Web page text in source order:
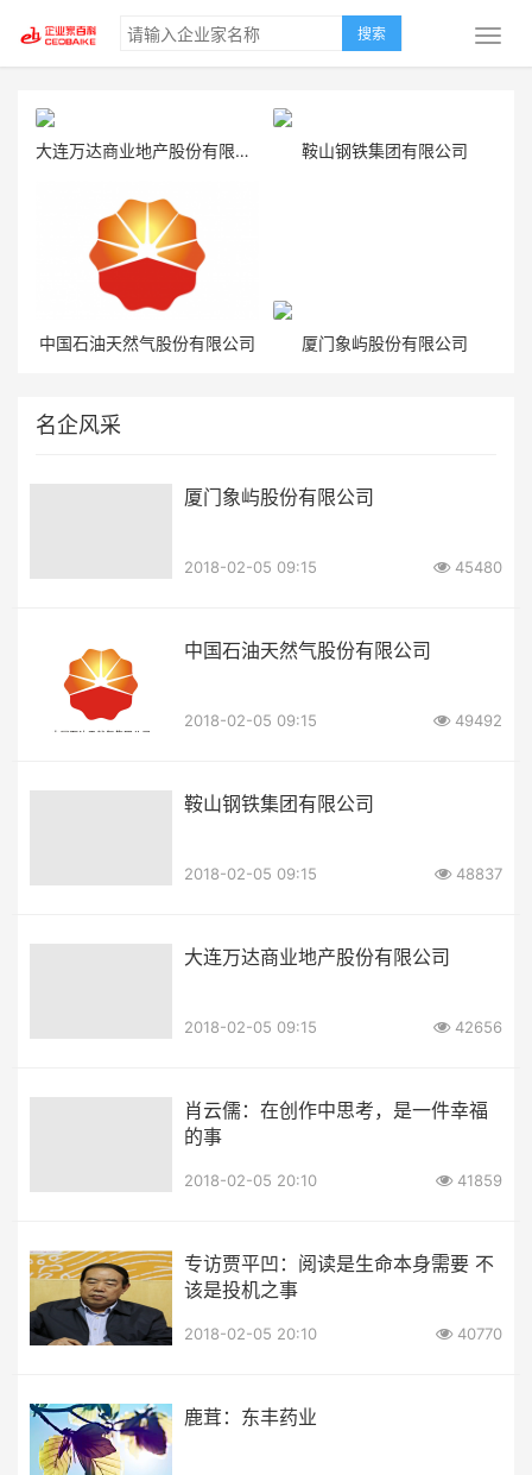
搜索
大连万达商业地产股份有限公司 鞍山钢铁集团有限公司
中国石油天然气股份有限公司 厦门象屿股份有限公司
名企风采
厦门象屿股份有限公司
2018-02-05 09:15 45480
中国石油天然气股份有限公司
2018-02-05 09:15 49492
鞍山钢铁集团有限公司
2018-02-05 09:15 48837
大连万达商业地产股份有限公司
2018-02-05 09:15 42656
肖云儒：在创作中思考，是一件幸福
的事
2018-02-05 20:10 41859
专访贾平凹：阅读是生命本身需要 不
该是投机之事
2018-02-05 20:10 40770
鹿茸：东丰药业